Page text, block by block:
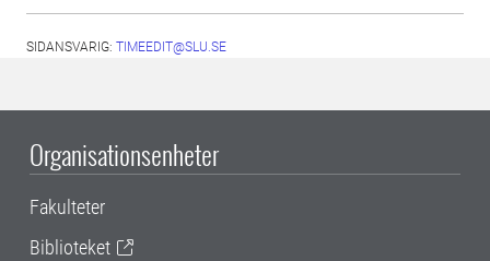
SIDANSVARIG: TIMEEDIT@SLU.SE
Organisationsenheter
Fakulteter
Biblioteket